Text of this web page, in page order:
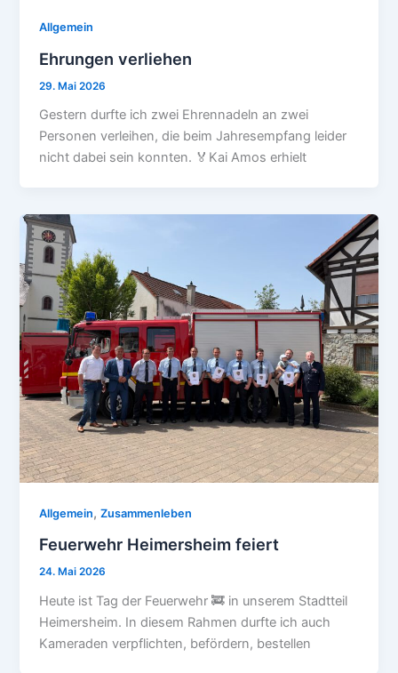
Allgemein
Ehrungen verliehen
29. Mai 2026
Gestern durfte ich zwei Ehrennadeln an zwei
Personen verleihen, die beim Jahresempfang leider
nicht dabei sein konnten. 🏅Kai Amos erhielt
Allgemein,Zusammenleben
Feuerwehr Heimersheim feiert
24. Mai 2026
Heute ist Tag der Feuerwehr 🚒 in unserem Stadtteil
Heimersheim. In diesem Rahmen durfte ich auch
Kameraden verpflichten, befördern, bestellen